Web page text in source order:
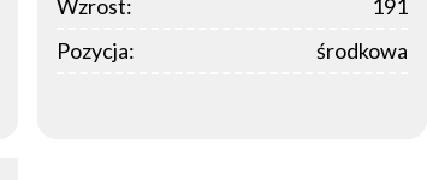
Wzrost:
191
Pozycja:
środkowa